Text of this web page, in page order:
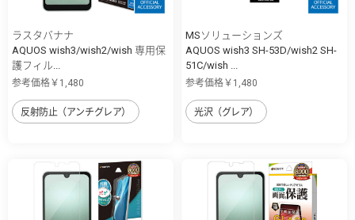
ラスタバナナ
AQUOS wish3/wish2/wish 専用保
護フィル...
参考価格￥1,480
反射防止（アンチグレア）
MSソリューションズ
AQUOS wish3 SH-53D/wish2 SH-
51C/wish ...
参考価格￥1,480
光沢（グレア）